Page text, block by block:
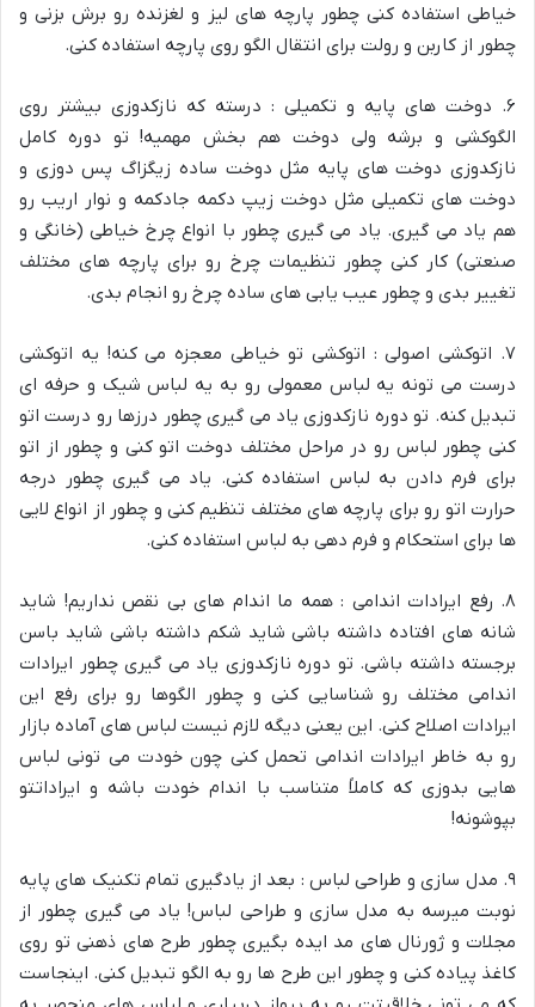
خیاطی استفاده کنی چطور پارچه های لیز و لغزنده رو برش بزنی و
چطور از کاربن و رولت برای انتقال الگو روی پارچه استفاده کنی.
۶. دوخت های پایه و تکمیلی : درسته که نازکدوزی بیشتر روی
الگوکشی و برشه ولی دوخت هم بخش مهمیه! تو دوره کامل
نازکدوزی دوخت های پایه مثل دوخت ساده زیگزاگ پس دوزی و
دوخت های تکمیلی مثل دوخت زیپ دکمه جادکمه و نوار اریب رو
هم یاد می گیری. یاد می گیری چطور با انواع چرخ خیاطی (خانگی و
صنعتی) کار کنی چطور تنظیمات چرخ رو برای پارچه های مختلف
تغییر بدی و چطور عیب یابی های ساده چرخ رو انجام بدی.
۷. اتوکشی اصولی : اتوکشی تو خیاطی معجزه می کنه! یه اتوکشی
درست می تونه یه لباس معمولی رو به یه لباس شیک و حرفه ای
تبدیل کنه. تو دوره نازکدوزی یاد می گیری چطور درزها رو درست اتو
کنی چطور لباس رو در مراحل مختلف دوخت اتو کنی و چطور از اتو
برای فرم دادن به لباس استفاده کنی. یاد می گیری چطور درجه
حرارت اتو رو برای پارچه های مختلف تنظیم کنی و چطور از انواع لایی
ها برای استحکام و فرم دهی به لباس استفاده کنی.
۸. رفع ایرادات اندامی : همه ما اندام های بی نقص نداریم! شاید
شانه های افتاده داشته باشی شاید شکم داشته باشی شاید باسن
برجسته داشته باشی. تو دوره نازکدوزی یاد می گیری چطور ایرادات
اندامی مختلف رو شناسایی کنی و چطور الگوها رو برای رفع این
ایرادات اصلاح کنی. این یعنی دیگه لازم نیست لباس های آماده بازار
رو به خاطر ایرادات اندامی تحمل کنی چون خودت می تونی لباس
هایی بدوزی که کاملاً متناسب با اندام خودت باشه و ایراداتتو
بپوشونه!
۹. مدل سازی و طراحی لباس : بعد از یادگیری تمام تکنیک های پایه
نوبت میرسه به مدل سازی و طراحی لباس! یاد می گیری چطور از
مجلات و ژورنال های مد ایده بگیری چطور طرح های ذهنی تو روی
کاغذ پیاده کنی و چطور این طرح ها رو به الگو تبدیل کنی. اینجاست